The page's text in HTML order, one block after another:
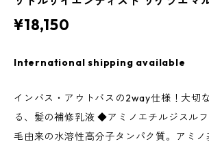
¥18,150
International shipping available
インバス・アウトバスの2way仕様！大切
る、髪の補修乳液 ◆アミノエチルジスル
毛由来の水溶性高分子タンパク質。アミ